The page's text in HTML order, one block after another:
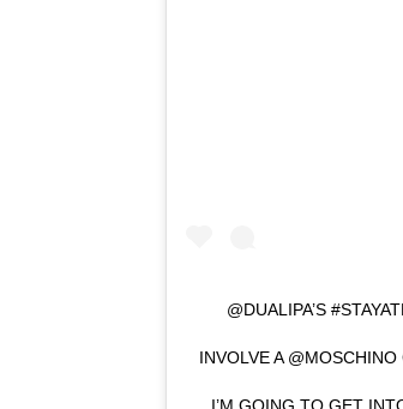
@DUALIPA’S
INVOLVE A